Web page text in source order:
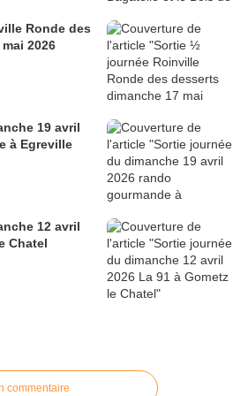
Ronde des
2026
19 avril
à Egreville
12 avril
Chatel
commentaire